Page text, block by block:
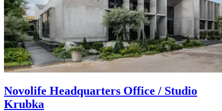
Novolife Headquarters Office / Studio
Krubka